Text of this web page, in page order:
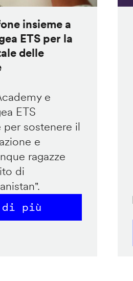
insieme a
ETS per la
delle
e
ETS
sostenere il
e
ragazze
di
di più